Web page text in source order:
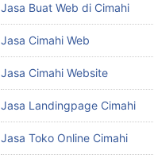
Jasa Buat Web di Cimahi
Jasa Cimahi Web
Jasa Cimahi Website
Jasa Landingpage Cimahi
Jasa Toko Online Cimahi